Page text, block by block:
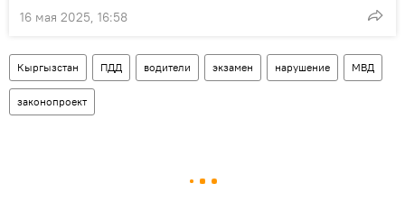
16 мая 2025, 16:58
Кыргызстан ПДД водители экзамен нарушение МВД
законопроект